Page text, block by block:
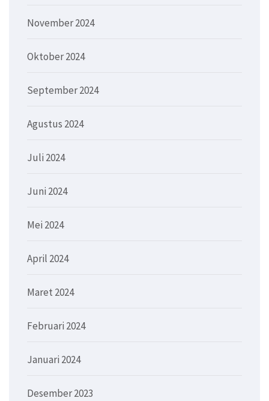
November 2024
Oktober 2024
September 2024
Agustus 2024
Juli 2024
Juni 2024
Mei 2024
April 2024
Maret 2024
Februari 2024
Januari 2024
Desember 2023